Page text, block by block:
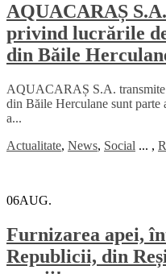
AQUACARAȘ
privind lucrările
din Băile
AQUACARAȘ S.A. transmite
din Băile Herculane sunt
a...
Actualitate, News, Social ... ,
06AUG.
Furnizarea apei,
Republicii, din